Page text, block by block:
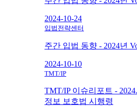
2024-10-24
입법전략센터
주간 입법 동향 - 2024년
2024-10-10
TMT/IP
TMT/IP 이슈리포트 -
정보 보호법 시행령